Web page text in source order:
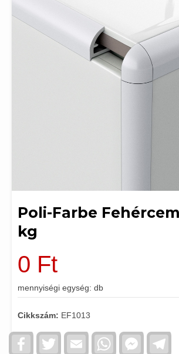
Poli-Farbe
kg
0 Ft
mennyiségi egység: db
Cikkszám: EF1013
FacebookTwitter Email WhatsAppFacebook